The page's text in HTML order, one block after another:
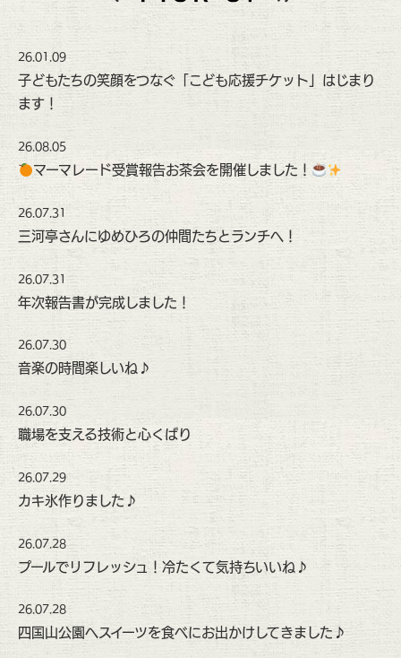
26.01.09
子どもたちの笑顔をつなぐ「こども応援チケット」はじまり
ます！
26.08.05
マーマレード受賞報告お茶会を開催しました！
26.07.31
三河亭さんにゆめひろの仲間たちとランチへ！
26.07.31
年次報告書が完成しました！
26.07.30
音楽の時間楽しいね♪
26.07.30
職場を支える技術と心くばり
26.07.29
カキ氷作りました♪
26.07.28
プールでリフレッシュ！冷たくて気持ちいいね♪
26.07.28
四国山公園へスイーツを食べにお出かけしてきました♪